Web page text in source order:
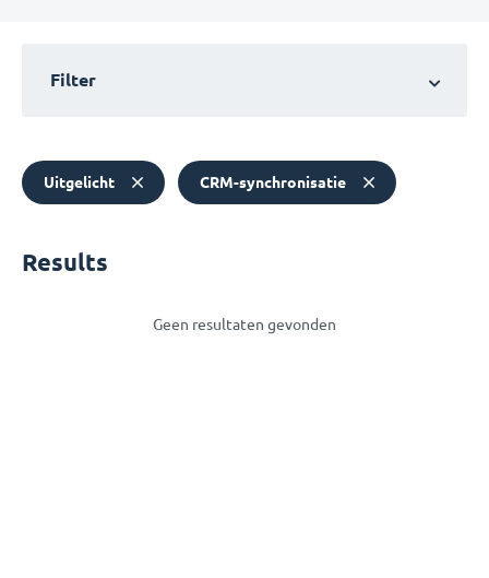
Filter
Uitgelicht CRM-synchronisatie
Results
Geen resultaten gevonden